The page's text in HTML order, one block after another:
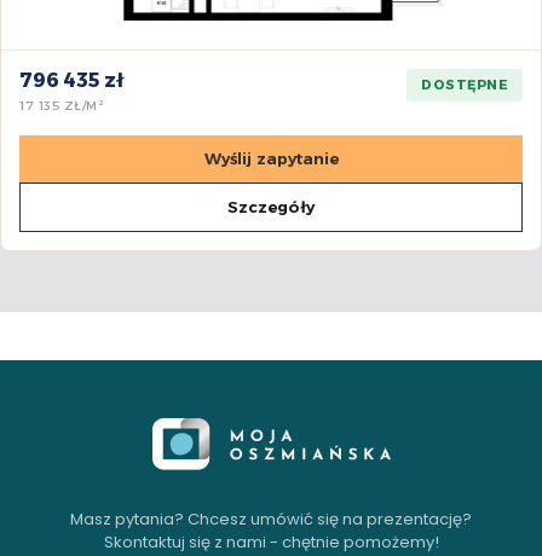
796 435 zł
17 135 ZŁ/M²
DOSTĘPNE
Wyślij zapytanie
Szczegóły
Masz pytania? Chcesz umówić się na prezentację?
Skontaktuj się z nami - chętnie pomożemy!